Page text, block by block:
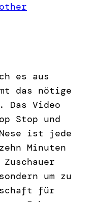
es aus
das nötige
Das Video
Stop und
ist jede
Minuten
um zu
für